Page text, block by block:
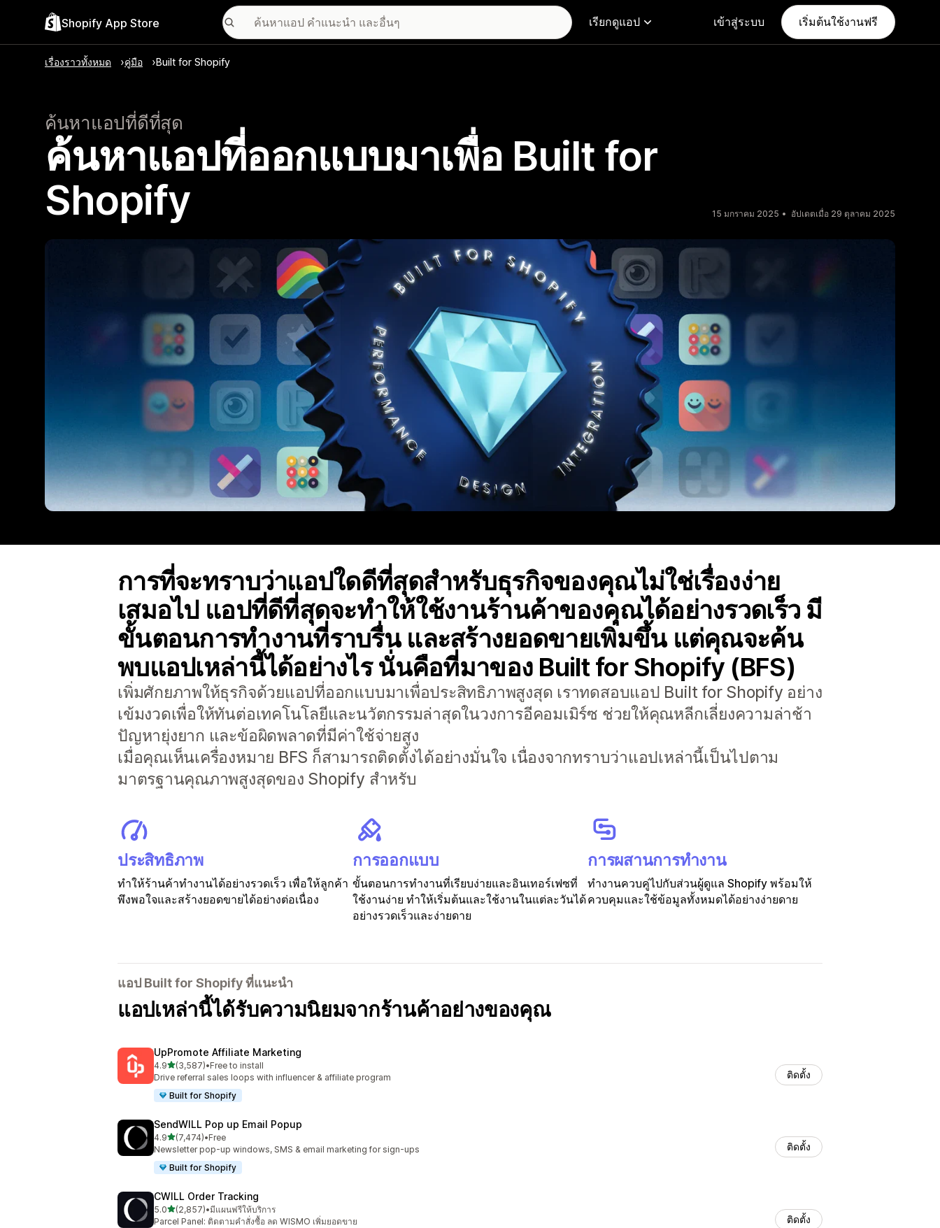
Shopify App Store เรียกดูแอป เข้าสู่ระบบ เริ่มต้นใช้งานฟรี
เรื่องราวทั้งหมด คู่มือ Built for Shopify
ค้นหาแอปที่ดีที่สุด
ค้นหาแอปที่ออกแบบมาเพื่อ Built for
Shopify
15 มกราคม 2025 อัปเดตเมื่อ 29 ตุลาคม 2025
การที่จะทราบว่าแอปใดดีที่สุดสำหรับธุรกิจของคุณไม่ใช่เรื่องง่าย
เสมอไป แอปที่ดีที่สุดจะทำให้ใช้งานร้านค้าของคุณได้อย่างรวดเร็ว มี
ขั้นตอนการทำงานที่ราบรื่น และสร้างยอดขายเพิ่มขึ้น แต่คุณจะค้น
พบแอปเหล่านี้ได้อย่างไร นั่นคือที่มาของ Built for Shopify (BFS)
เพิ่มศักยภาพให้ธุรกิจด้วยแอปที่ออกแบบมาเพื่อประสิทธิภาพสูงสุด เราทดสอบแอป Built for Shopify อย่าง
เข้มงวดเพื่อให้ทันต่อเทคโนโลยีและนวัตกรรมล่าสุดในวงการอีคอมเมิร์ซ ช่วยให้คุณหลีกเลี่ยงความล่าช้า
ปัญหายุ่งยาก และข้อผิดพลาดที่มีค่าใช้จ่ายสูง
เมื่อคุณเห็นเครื่องหมาย BFS ก็สามารถติดตั้งได้อย่างมั่นใจ เนื่องจากทราบว่าแอปเหล่านี้เป็นไปตาม
มาตรฐานคุณภาพสูงสุดของ Shopify สำหรับ
ประสิทธิภาพ
ทำให้ร้านค้าทำงานได้อย่างรวดเร็ว เพื่อให้ลูกค้า
พึงพอใจและสร้างยอดขายได้อย่างต่อเนื่อง
การออกแบบ
ขั้นตอนการทำงานที่เรียบง่ายและอินเทอร์เฟซที่
ใช้งานง่าย ทำให้เริ่มต้นและใช้งานในแต่ละวันได้
อย่างรวดเร็วและง่ายดาย
การผสานการทำงาน
ทำงานควบคู่ไปกับส่วนผู้ดูแล Shopify พร้อมให้
ควบคุมและใช้ข้อมูลทั้งหมดได้อย่างง่ายดาย
แอป Built for Shopify ที่แนะนำ
แอปเหล่านี้ได้รับความนิยมจากร้านค้าอย่างของคุณ
UpPromote Affiliate Marketing
4.9เต็ม 5 ดาว
(3,587)
ทั้งหมด 3587 รีวิว
•Free to install
Drive referral sales loops with influencer & affiliate program
Built for Shopify
ติดตั้ง
SendWILL Pop up Email Popup
4.9เต็ม 5 ดาว
(7,474)
ทั้งหมด 7474 รีวิว
•Free
Newsletter pop-up windows, SMS & email marketing for sign-ups
Built for Shopify
ติดตั้ง
CWILL Order Tracking
5.0เต็ม 5 ดาว
(2,857)
ทั้งหมด 2857 รีวิว
•มีแผนฟรีให้บริการ
Parcel Panel: ติดตามคำสั่งซื้อ ลด WISMO เพิ่มยอดขาย
ติดตั้ง